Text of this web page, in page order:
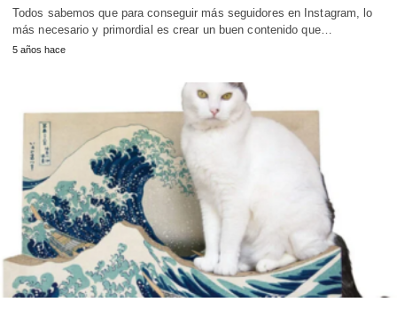
Todos sabemos que para conseguir más seguidores en Instagram, lo
más necesario y primordial es crear un buen contenido que…
5 años hace